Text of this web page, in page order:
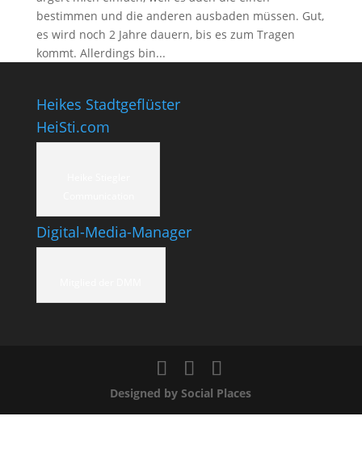
bestimmen und die anderen ausbaden müssen. Gut,
es wird noch 2 Jahre dauern, bis es zum Tragen
kommt. Allerdings bin...
Heikes Stadtgeflüster
HeiSti.com
Digital-Media-Manager
Designed by Social Places